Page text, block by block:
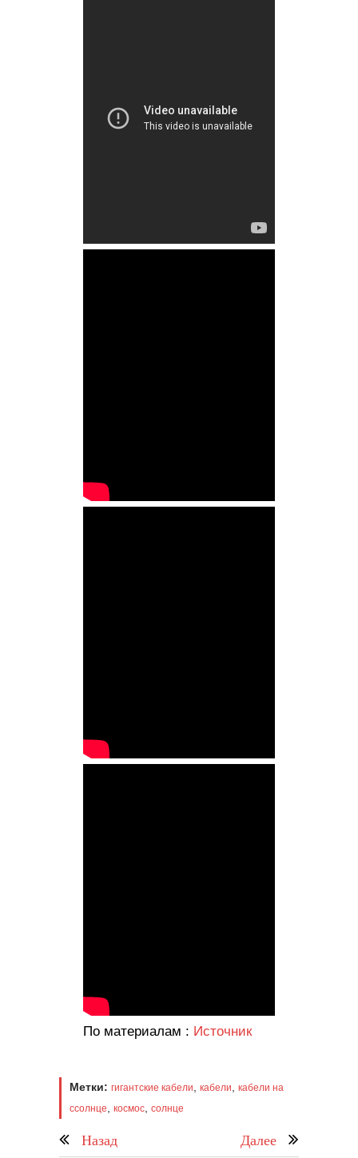
По материалам : Источник
Метки: гигантские кабели кабели
кабели на
ссолнце
космос солнце
Назад Далее